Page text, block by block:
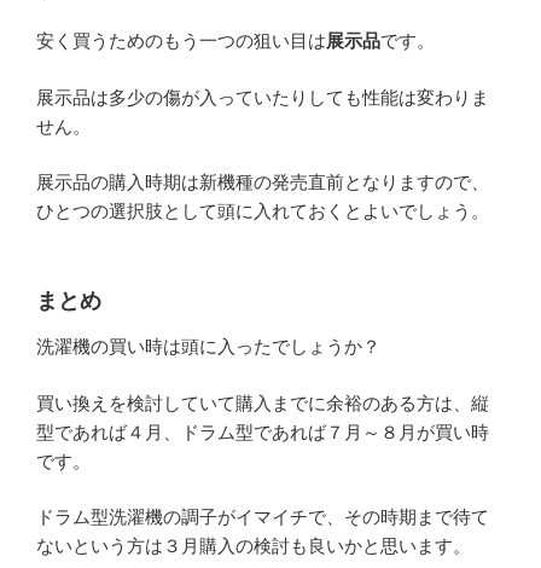
安く買うためのもう一つの狙い目は展示品です。
展示品は多少の傷が入っていたりしても性能は変わりま
せん。
展示品の購入時期は新機種の発売直前となりますので、
ひとつの選択肢として頭に入れておくとよいでしょう。
まとめ
洗濯機の買い時は頭に入ったでしょうか？
買い換えを検討していて購入までに余裕のある方は、縦
型であれば４月、ドラム型であれば７月～８月が買い時
です。
ドラム型洗濯機の調子がイマイチで、その時期まで待て
ないという方は３月購入の検討も良いかと思います。